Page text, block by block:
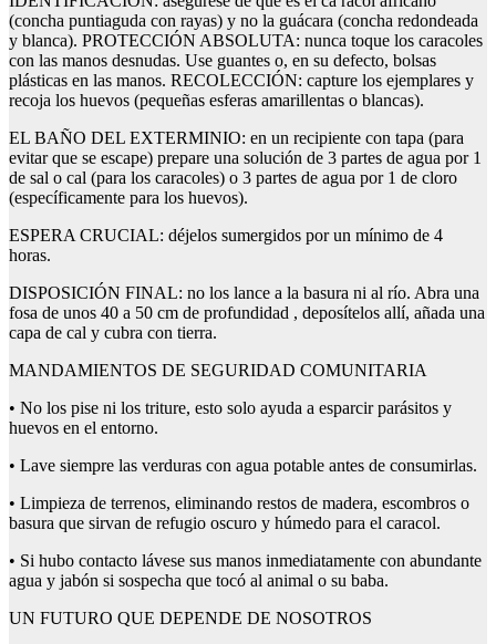
(concha puntiaguda con rayas) y no la guácara (concha redondeada
y blanca). PROTECCIÓN ABSOLUTA: nunca toque los caracoles
con las manos desnudas. Use guantes o, en su defecto, bolsas
plásticas en las manos. RECOLECCIÓN: capture los ejemplares y
recoja los huevos (pequeñas esferas amarillentas o blancas).
EL BAÑO DEL EXTERMINIO: en un recipiente con tapa (para
evitar que se escape) prepare una solución de 3 partes de agua por 1
de sal o cal (para los caracoles) o 3 partes de agua por 1 de cloro
(específicamente para los huevos).
ESPERA CRUCIAL: déjelos sumergidos por un mínimo de 4
horas.
DISPOSICIÓN FINAL: no los lance a la basura ni al río. Abra una
fosa de unos 40 a 50 cm de profundidad , deposítelos allí, añada una
capa de cal y cubra con tierra.
MANDAMIENTOS DE SEGURIDAD COMUNITARIA
• No los pise ni los triture, esto solo ayuda a esparcir parásitos y
huevos en el entorno.
• Lave siempre las verduras con agua potable antes de consumirlas.
• Limpieza de terrenos, eliminando restos de madera, escombros o
basura que sirvan de refugio oscuro y húmedo para el caracol.
• Si hubo contacto lávese sus manos inmediatamente con abundante
agua y jabón si sospecha que tocó al animal o su baba.
UN FUTURO QUE DEPENDE DE NOSOTROS